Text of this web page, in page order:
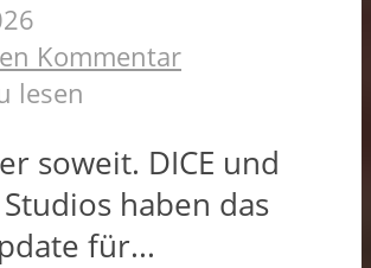
Kommentar
lesen
soweit. DICE und
haben das
für...